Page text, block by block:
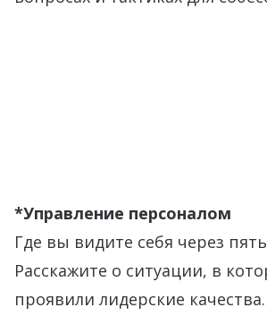
*Управление персоналом
Где вы видите себя через
Расскажите о ситуации, в
проявили лидерские